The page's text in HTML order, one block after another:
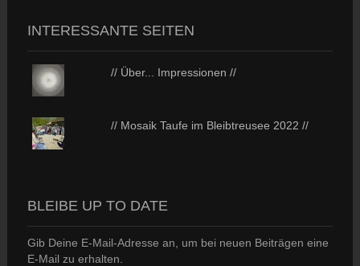
INTERESSANTE SEITEN
// Über... Impressionen //
// Mosaik Taufe im Bleibtreusee 2022 //
BLEIBE UP TO DATE
Gib Deine E-Mail-Adresse an, um bei neuen Beiträgen eine
E-Mail zu erhalten.